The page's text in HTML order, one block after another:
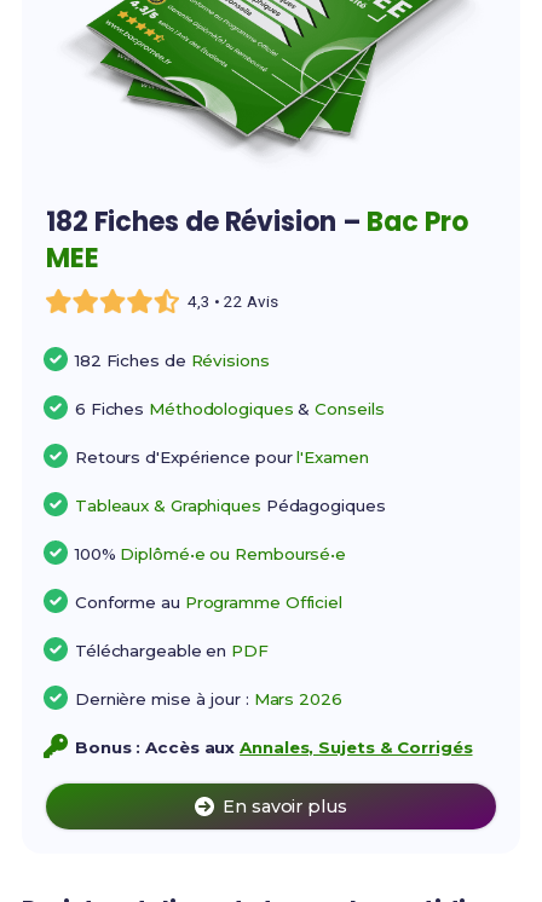
182 Fiches de Révision – Bac Pro
MEE
4,3 • 22 Avis
182 Fiches de Révisions
6 Fiches Méthodologiques &Conseils
Retours d'Expérience pourl'Examen
Tableaux & Graphiques Pédagogiques
100% Diplômé•e ou Remboursé•e
Conforme au Programme Officiel
Téléchargeable en PDF
Dernière mise à jour : Mars 2026
Bonus : Accès auxAnnales, Sujets & Corrigés
En savoir plus